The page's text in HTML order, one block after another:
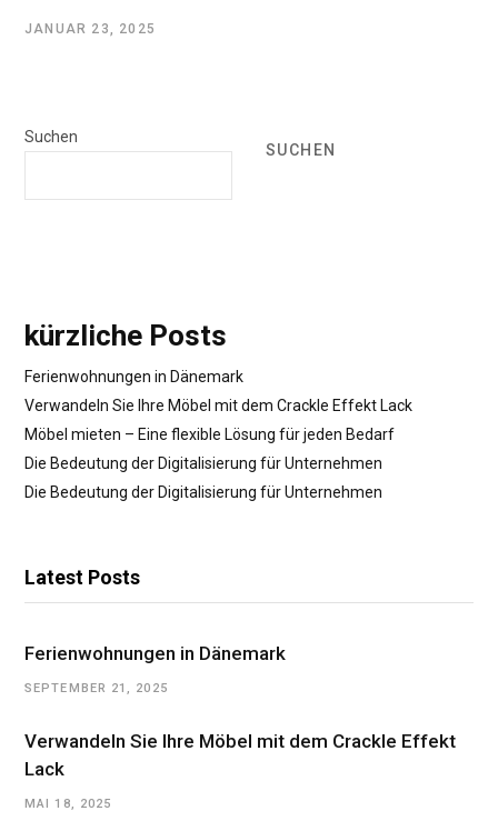
JANUAR 23, 2025
Suchen
SUCHEN
kürzliche Posts
Ferienwohnungen in Dänemark
Verwandeln Sie Ihre Möbel mit dem Crackle Effekt Lack
Möbel mieten – Eine flexible Lösung für jeden Bedarf
Die Bedeutung der Digitalisierung für Unternehmen
Die Bedeutung der Digitalisierung für Unternehmen
Latest Posts
Ferienwohnungen in Dänemark
SEPTEMBER 21, 2025
Verwandeln Sie Ihre Möbel mit dem Crackle Effekt
Lack
MAI 18, 2025